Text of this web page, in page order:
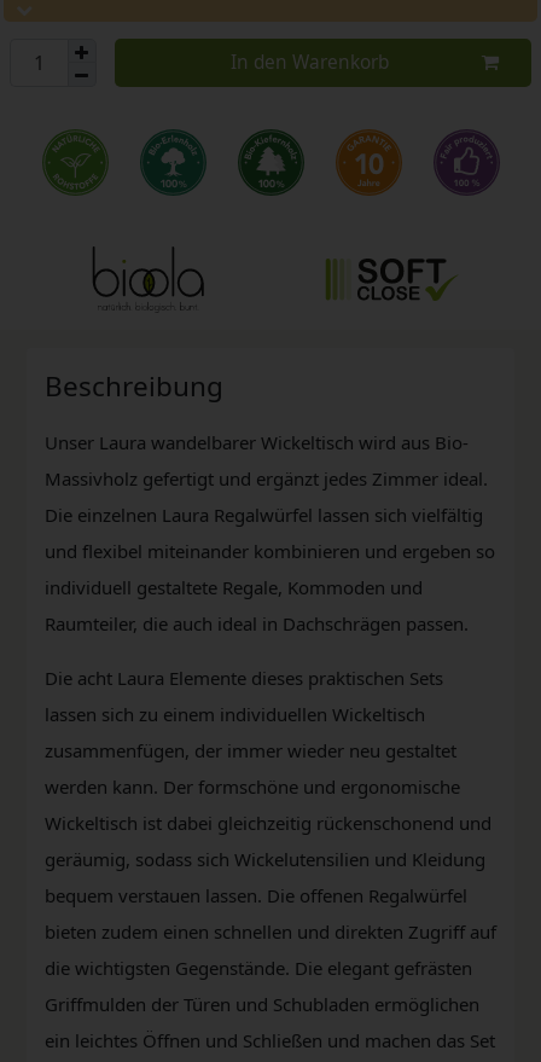
In den Warenkorb
Beschreibung
Unser Laura wandelbarer Wickeltisch wird aus Bio-
Massivholz gefertigt und ergänzt jedes Zimmer ideal.
Die einzelnen Laura Regalwürfel lassen sich vielfältig
und flexibel miteinander kombinieren und ergeben so
individuell gestaltete Regale, Kommoden und
Raumteiler, die auch ideal in Dachschrägen passen.
Die acht Laura Elemente dieses praktischen Sets
lassen sich zu einem individuellen Wickeltisch
zusammenfügen, der immer wieder neu gestaltet
werden kann. Der formschöne und ergonomische
Wickeltisch ist dabei gleichzeitig rückenschonend und
geräumig, sodass sich Wickelutensilien und Kleidung
bequem verstauen lassen. Die offenen Regalwürfel
bieten zudem einen schnellen und direkten Zugriff auf
die wichtigsten Gegenstände. Die elegant gefrästen
Griffmulden der Türen und Schubladen ermöglichen
ein leichtes Öffnen und Schließen und machen das Set